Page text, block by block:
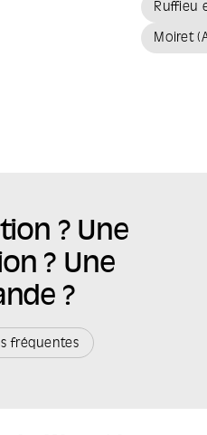
Ruffieu
Moiret
? Une
? Une
?
fréquentes